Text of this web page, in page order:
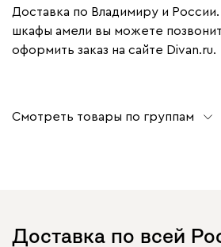
Доставка по Владимиру и
шкафы амели вы можете
оформить заказ на сайте Divan.ru.
Смотреть товары по группам
Доставка по всей